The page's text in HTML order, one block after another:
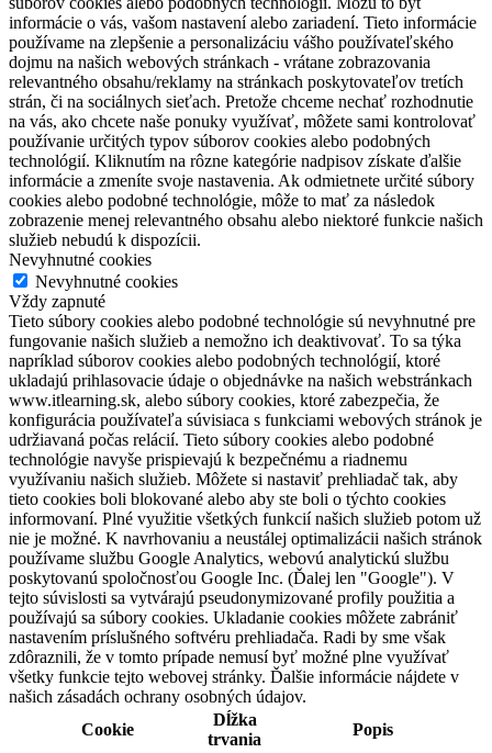
informácie o vás, vašom nastavení alebo zariadení. Tieto informácie
používame na zlepšenie a personalizáciu vášho používateľského
dojmu na našich webových stránkach - vrátane zobrazovania
relevantného obsahu/reklamy na stránkach poskytovateľov tretích
strán, či na sociálnych sieťach. Pretože chceme nechať rozhodnutie
na vás, ako chcete naše ponuky využívať, môžete sami kontrolovať
používanie určitých typov súborov cookies alebo podobných
technológií. Kliknutím na rôzne kategórie nadpisov získate ďalšie
informácie a zmeníte svoje nastavenia. Ak odmietnete určité súbory
cookies alebo podobné technológie, môže to mať za následok
zobrazenie menej relevantného obsahu alebo niektoré funkcie našich
služieb nebudú k dispozícii.
Nevyhnutné cookies
Nevyhnutné cookies
Vždy zapnuté
Tieto súbory cookies alebo podobné technológie sú nevyhnutné pre
fungovanie našich služieb a nemožno ich deaktivovať. To sa týka
napríklad súborov cookies alebo podobných technológií, ktoré
ukladajú prihlasovacie údaje o objednávke na našich webstránkach
www.itlearning.sk, alebo súbory cookies, ktoré zabezpečia, že
konfigurácia používateľa súvisiaca s funkciami webových stránok je
udržiavaná počas relácií. Tieto súbory cookies alebo podobné
technológie navyše prispievajú k bezpečnému a riadnemu
využívaniu našich služieb. Môžete si nastaviť prehliadač tak, aby
tieto cookies boli blokované alebo aby ste boli o týchto cookies
informovaní. Plné využitie všetkých funkcií našich služieb potom už
nie je možné. K navrhovaniu a neustálej optimalizácii našich stránok
používame službu Google Analytics, webovú analytickú službu
poskytovanú spoločnosťou Google Inc. (Ďalej len "Google"). V
tejto súvislosti sa vytvárajú pseudonymizované profily použitia a
používajú sa súbory cookies. Ukladanie cookies môžete zabrániť
nastavením príslušného softvéru prehliadača. Radi by sme však
zdôraznili, že v tomto prípade nemusí byť možné plne využívať
všetky funkcie tejto webovej stránky. Ďalšie informácie nájdete v
našich zásadách ochrany osobných údajov.
Cookie
Dĺžka
trvania
Popis